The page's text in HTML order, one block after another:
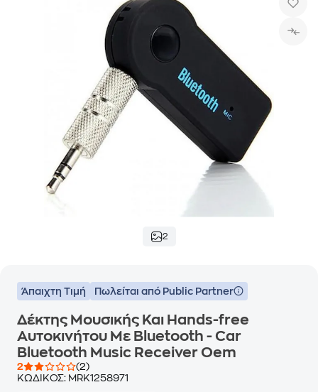
2
Άπαιχτη Τιμή Πωλείται από Public Partner
Δέκτης Μουσικής Και Hands-free
Αυτοκινήτου Με Bluetooth - Car
Bluetooth Music Receiver Oem
2
(2)
ΚΩΔΙΚΟΣ: MRK1258971